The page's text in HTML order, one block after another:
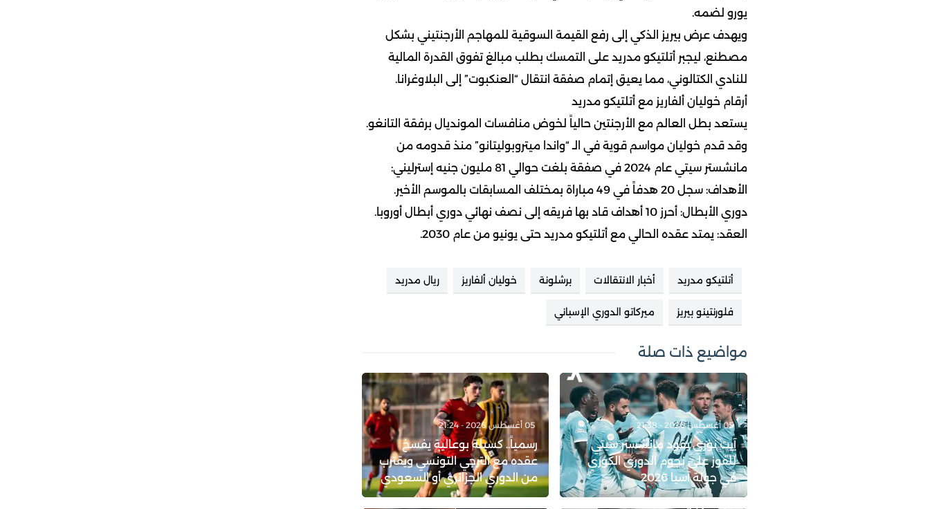
يورو لضمه.
ويهدف عرض بيريز الذكي إلى رفع القيمة السوقية للمهاجم الأرجنتيني بشكل
مصطنع، ليجبر أتلتيكو مدريد على التمسك بطلب مبالغ تفوق القدرة المالية
للنادي الكتالوني، مما يعيق إتمام صفقة انتقال “العنكبوت” إلى البلاوغرانا.
أرقام خوليان ألفاريز مع أتلتيكو مدريد
يستعد بطل العالم مع الأرجنتين حالياً لخوض منافسات المونديال برفقة التانغو.
وقد قدم خوليان مواسم قوية في الـ “واندا ميتروبوليتانو” منذ قدومه من
مانشستر سيتي عام 2024 في صفقة بلغت حوالي 81 مليون جنيه إسترليني:
الأهداف: سجل 20 هدفاً في 49 مباراة بمختلف المسابقات بالموسم الأخير.
دوري الأبطال: أحرز 10 أهداف قاد بها فريقه إلى نصف نهائي دوري أبطال أوروبا.
العقد: يمتد عقده الحالي مع أتلتيكو مدريد حتى يونيو من عام 2030.
أتلتيكو مدريد أخبار الانتقالات برشلونة خوليان ألفاريز ريال مدريد
فلورنتينو بيريز ميركاتو الدوري الإسباني
مواضيع ذات صلة
05 أغسطس 2026 - 21:38
آيت نوري يقود مانشستر سيتي
للفوز على نجوم الدوري الكوري
في جولة آسيا 2026
05 أغسطس 2026 - 21:24
رسمياً.. كسيلة بوعالية يفسخ
عقده مع الترجي التونسي ويقترب
من الدوري الجزائري أو السعودي